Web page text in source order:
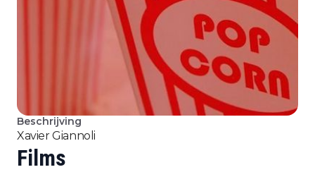
Beschrijving
Xavier Giannoli
Films